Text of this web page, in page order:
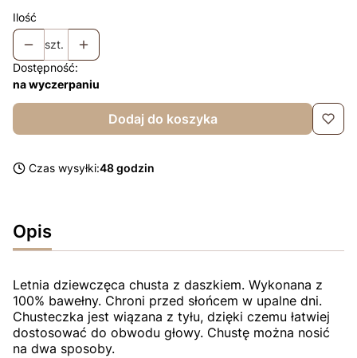
Ilość
szt.
Dostępność:
na wyczerpaniu
Dodaj do koszyka
Czas wysyłki:48 godzin
Opis
Letnia dziewczęca chusta z daszkiem. Wykonana z
100% bawełny. Chroni przed słońcem w upalne dni.
Chusteczka jest wiązana z tyłu, dzięki czemu łatwiej
dostosować do obwodu głowy. Chustę można nosić
na dwa sposoby.